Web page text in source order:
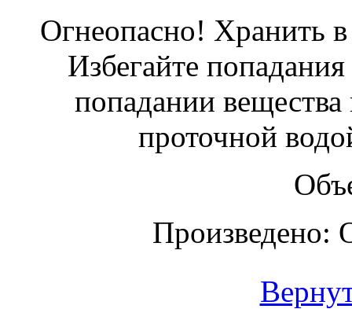
Огнеопасно! Хранить
Избегайте
попадании
проточной